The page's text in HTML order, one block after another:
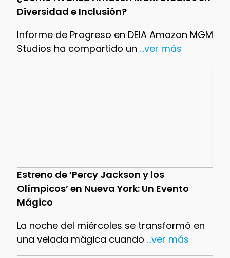
Diversidad e Inclusión?
Informe de Progreso en DEIA Amazon MGM
Studios ha compartido un ...ver más
Estreno de ‘Percy Jackson y los
Olímpicos’ en Nueva York: Un Evento
Mágico
La noche del miércoles se transformó en
una velada mágica cuando ...ver más